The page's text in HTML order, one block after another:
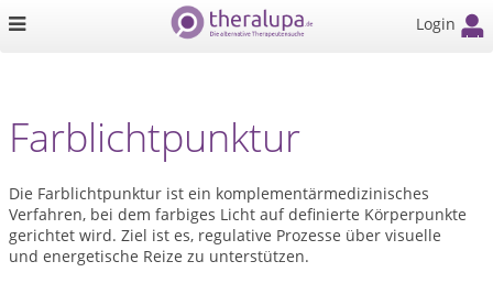
Login
Farblichtpunktur
Die Farblichtpunktur ist ein komplementärmedizinisches
Verfahren, bei dem farbiges Licht auf definierte Körperpunkte
gerichtet wird. Ziel ist es, regulative Prozesse über visuelle
und energetische Reize zu unterstützen.